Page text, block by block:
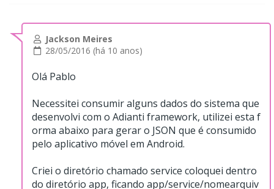
Jackson Meires
28/05/2016 (há 10 anos)
Olá Pablo
Necessitei consumir alguns dados do sistema que
desenvolvi com o Adianti framework, utilizei esta f
orma abaixo para gerar o JSON que é consumido
pelo aplicativo móvel em Android.
Criei o diretório chamado service coloquei dentro
do diretório app, ficando app/service/nomearquiv